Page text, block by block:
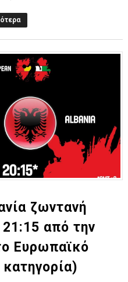
ζωντανή
από την
Ευρωπαϊκό